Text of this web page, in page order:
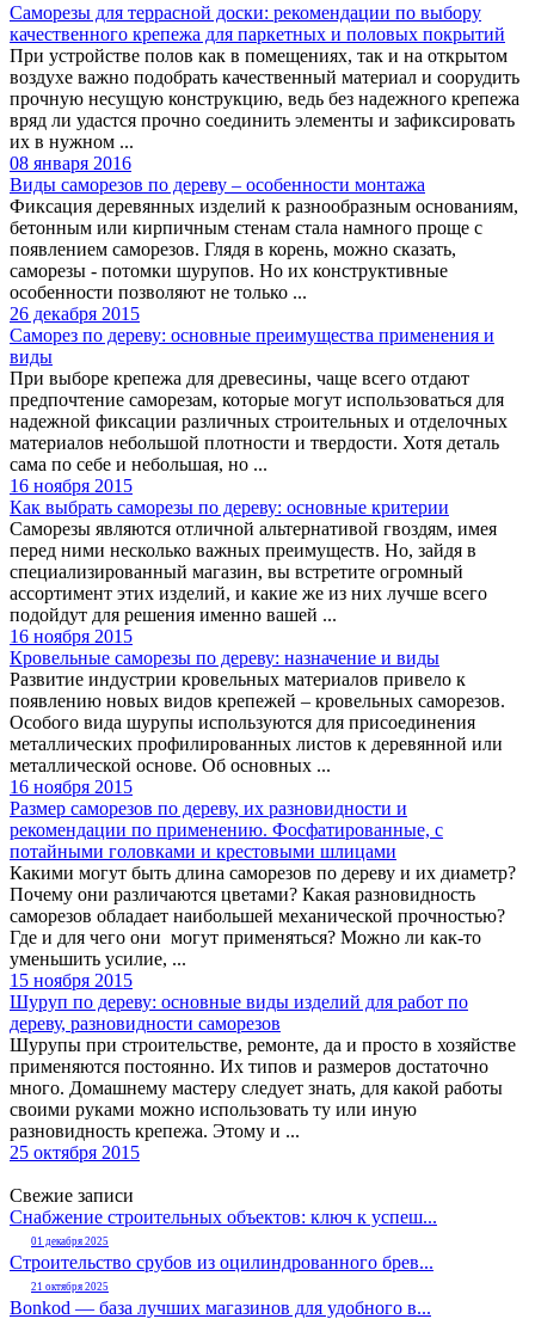
Саморезы для террасной доски: рекомендации по выбору
качественного крепежа для паркетных и половых покрытий
При устройстве полов как в помещениях, так и на открытом
воздухе важно подобрать качественный материал и соорудить
прочную несущую конструкцию, ведь без надежного крепежа
вряд ли удастся прочно соединить элементы и зафиксировать
их в нужном ...
08 января 2016
Виды саморезов по дереву – особенности монтажа
Фиксация деревянных изделий к разнообразным основаниям,
бетонным или кирпичным стенам стала намного проще с
появлением саморезов. Глядя в корень, можно сказать,
саморезы - потомки шурупов. Но их конструктивные
особенности позволяют не только ...
26 декабря 2015
Саморез по дереву: основные преимущества применения и
виды
При выборе крепежа для древесины, чаще всего отдают
предпочтение саморезам, которые могут использоваться для
надежной фиксации различных строительных и отделочных
материалов небольшой плотности и твердости. Хотя деталь
сама по себе и небольшая, но ...
16 ноября 2015
Как выбрать саморезы по дереву: основные критерии
Саморезы являются отличной альтернативой гвоздям, имея
перед ними несколько важных преимуществ. Но, зайдя в
специализированный магазин, вы встретите огромный
ассортимент этих изделий, и какие же из них лучше всего
подойдут для решения именно вашей ...
16 ноября 2015
Кровельные саморезы по дереву: назначение и виды
Развитие индустрии кровельных материалов привело к
появлению новых видов крепежей – кровельных саморезов.
Особого вида шурупы используются для присоединения
металлических профилированных листов к деревянной или
металлической основе. Об основных ...
16 ноября 2015
Размер саморезов по дереву, их разновидности и
рекомендации по применению. Фосфатированные, с
потайными головками и крестовыми шлицами
Какими могут быть длина саморезов по дереву и их диаметр?
Почему они различаются цветами? Какая разновидность
саморезов обладает наибольшей механической прочностью?
Где и для чего они могут применяться? Можно ли как-то
уменьшить усилие, ...
15 ноября 2015
Шуруп по дереву: основные виды изделий для работ по
дереву, разновидности саморезов
Шурупы при строительстве, ремонте, да и просто в хозяйстве
применяются постоянно. Их типов и размеров достаточно
много. Домашнему мастеру следует знать, для какой работы
своими руками можно использовать ту или иную
разновидность крепежа. Этому и ...
25 октября 2015
Свежие записи
Снабжение строительных объектов: ключ к успеш...
01 декабря 2025
Строительство срубов из оцилиндрованного брев...
21 октября 2025
Bonkod — база лучших магазинов для удобного в...